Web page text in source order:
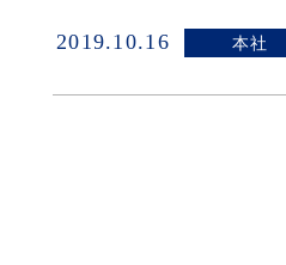
2019.10.16 本社